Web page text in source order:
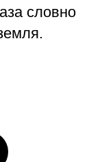
словно